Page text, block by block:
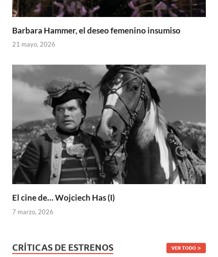
Barbara Hammer, el deseo femenino insumiso
21 mayo, 2026
El cine de… Wojciech Has (I)
7 marzo, 2026
CRÍTICAS DE ESTRENOS VER TODO